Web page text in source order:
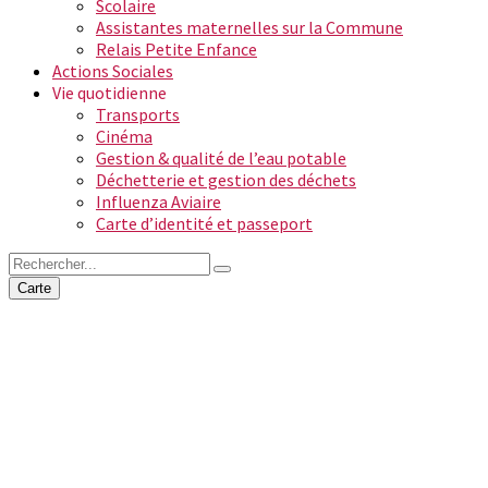
Scolaire
Assistantes maternelles sur la Commune
Relais Petite Enfance
Actions Sociales
Vie quotidienne
Transports
Cinéma
Gestion & qualité de l’eau potable
Déchetterie et gestion des déchets
Influenza Aviaire
Carte d’identité et passeport
Carte